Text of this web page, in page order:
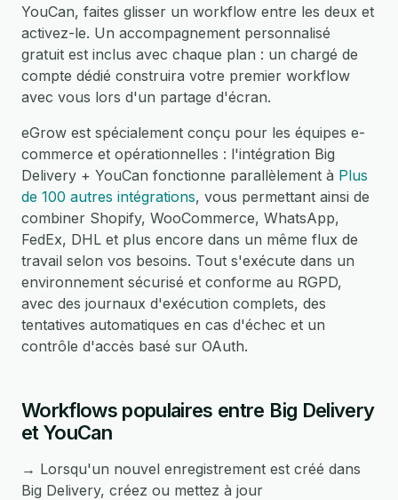
YouCan, faites glisser un workflow entre les deux et
activez-le. Un accompagnement personnalisé
gratuit est inclus avec chaque plan : un chargé de
compte dédié construira votre premier workflow
avec vous lors d'un partage d'écran.
eGrow est spécialement conçu pour les équipes e-
commerce et opérationnelles : l'intégration Big
Delivery + YouCan fonctionne parallèlement à Plus
de 100 autres intégrations, vous permettant ainsi de
combiner Shopify, WooCommerce, WhatsApp,
FedEx, DHL et plus encore dans un même flux de
travail selon vos besoins. Tout s'exécute dans un
environnement sécurisé et conforme au RGPD,
avec des journaux d'exécution complets, des
tentatives automatiques en cas d'échec et un
contrôle d'accès basé sur OAuth.
Workflows populaires entre Big Delivery
et YouCan
→ Lorsqu'un nouvel enregistrement est créé dans
Big Delivery, créez ou mettez à jour